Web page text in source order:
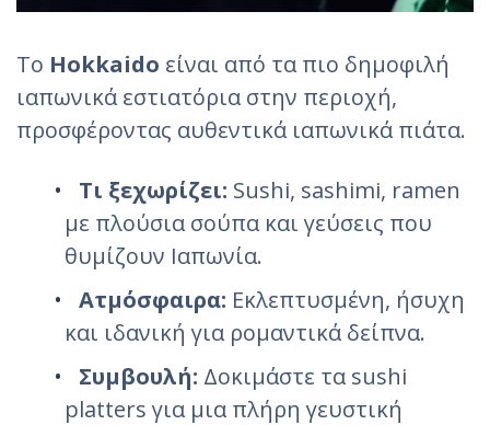
Το Hokkaido είναι από τα πιο δημοφιλή
ιαπωνικά εστιατόρια στην περιοχή,
προσφέροντας αυθεντικά ιαπωνικά πιάτα.
Τι ξεχωρίζει: Sushi, sashimi, ramen
με πλούσια σούπα και γεύσεις που
θυμίζουν Ιαπωνία.
Ατμόσφαιρα: Εκλεπτυσμένη, ήσυχη
και ιδανική για ρομαντικά δείπνα.
Συμβουλή: Δοκιμάστε τα sushi
platters για μια πλήρη γευστική